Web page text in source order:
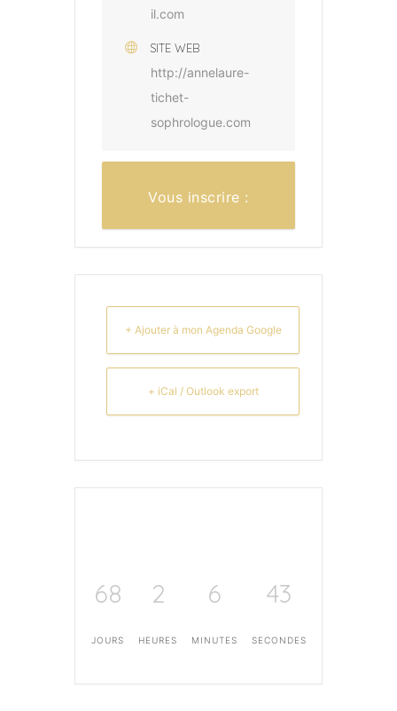
il.com
SITE WEB
http://annelaure-
tichet-
sophrologue.com
Vous inscrire :
+ Ajouter à mon Agenda Google
+ iCal / Outlook export
68
JOURS
2
HEURES
6
MINUTES
43
SECONDES